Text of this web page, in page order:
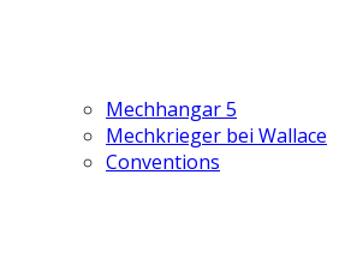
Mechhangar 5
Mechkrieger bei Wallace
Conventions